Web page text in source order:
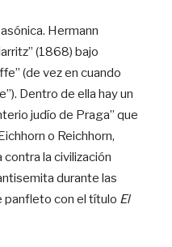
Hermann
(1868) bajo
(de vez en cuando
Dentro de ella hay un
judío de Praga” que
o Reichhorn,
la civilización
durante las
panfleto con el título El